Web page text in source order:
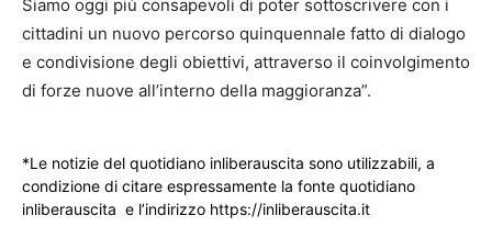
Siamo oggi più consapevoli di poter sottoscrivere con i
cittadini un nuovo percorso quinquennale fatto di dialogo
e condivisione degli obiettivi, attraverso il coinvolgimento
di forze nuove all’interno della maggioranza”.
*Le notizie del quotidiano inliberauscita sono utilizzabili, a
condizione di citare espressamente la fonte quotidiano
inliberauscita e l’indirizzo https://inliberauscita.it